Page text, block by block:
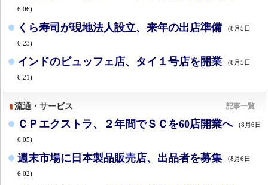
6:06)
くら寿司が現地法人設立、来年の出店準備 (8月5日
6:23)
インドのビュッフェ店、タイ１号店を開業 (8月5日
6:21)
流通・サービス 記事一覧
ＣＰエクストラ、２年間でＳＣを60店開業へ (8月6日
6:05)
週末市場に日本製品販売店、出品者を募集 (8月6日
6:02)